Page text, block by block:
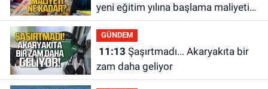
yeni eğitim yılına başlama maliyeti
ne kadar?
GÜNDEM
11:13
zam daha geliyor